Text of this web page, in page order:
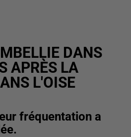
DANS
APRÈS LA
L'OISE
fréquentation a